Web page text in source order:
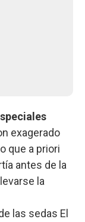
exagerado
que a priori
antes de la
la
las sedas El